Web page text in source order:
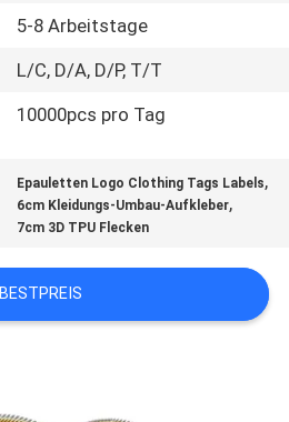
5-8 Arbeitstage
L/C, D/A, D/P, T/T
10000pcs pro Tag
Epauletten Logo Clothing Tags Labels,
6cm Kleidungs-Umbau-Aufkleber,
7cm 3D TPU Flecken
BESTPREIS